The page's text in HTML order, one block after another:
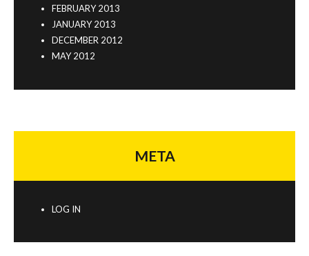
FEBRUARY 2013
JANUARY 2013
DECEMBER 2012
MAY 2012
META
LOG IN